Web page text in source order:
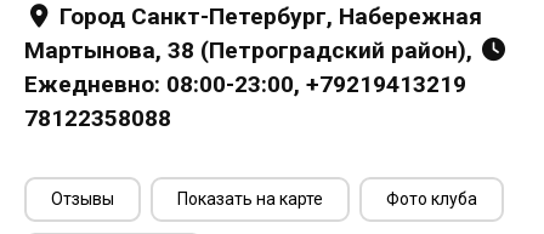
Город Санкт-Петербург, Набережная
Мартынова, 38 (Петроградский район),
Ежедневно: 08:00-23:00, +79219413219
78122358088
Отзывы Показать на карте Фото клуба